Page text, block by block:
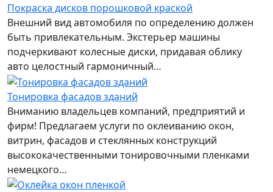
Покраска дисков порошковой краской
Внешний вид автомобиля по определению должен
быть привлекательным. Экстерьер машины
подчеркивают колесные диски, придавая облику
авто целостный гармоничный…
Тонировка фасадов зданий
Вниманию владельцев компаний, предприятий и
фирм! Предлагаем услуги по оклеиванию окон,
витрин, фасадов и стеклянных конструкций
высококачественными тонировочными пленками
немецкого…